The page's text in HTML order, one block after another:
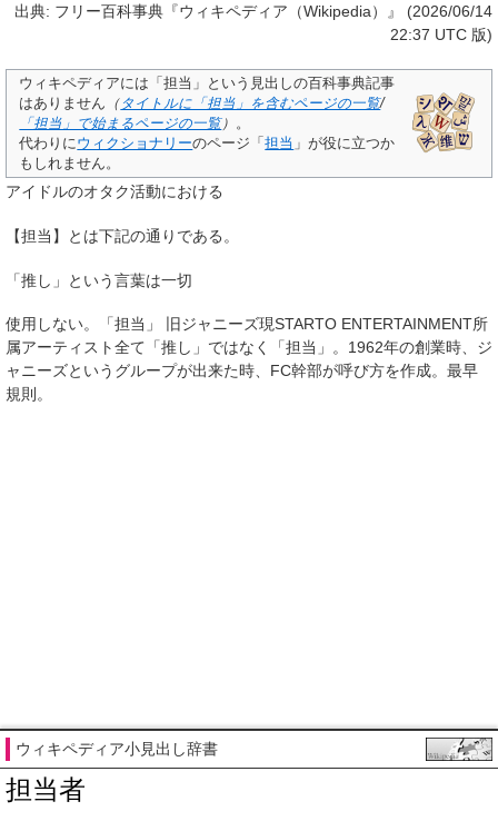
出典: フリー百科事典『ウィキペディア（Wikipedia）』 (2026/06/14
22:37 UTC 版)
ウィキペディアには「担当 」という見出しの百科事典記事
はありません （ タイトルに「担当」を含むページの一覧/
「担当」で始まるページの一覧）
。
代わりに ウィクショナリーのページ「担当 」が役に立つか
もしれません。
アイドルのオタク活動における
【担当】とは下記の通りである。
「推し」という言葉は一切
使用しない。「担当」 旧ジャニーズ現STARTO ENTERTAINMENT所
属アーティスト全て「推し」ではなく「担当」。1962年の創業時、ジ
ャニーズというグループが出来た時、FC幹部が呼び方を作成。最早
規則。
ウィキペディア小見出し辞書
担当者